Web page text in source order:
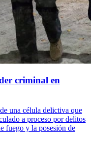
criminal en
una célula delictiva que
a proceso por delitos
fuego y la posesión de